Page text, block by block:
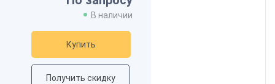
В наличии
Купить
Получить скидку